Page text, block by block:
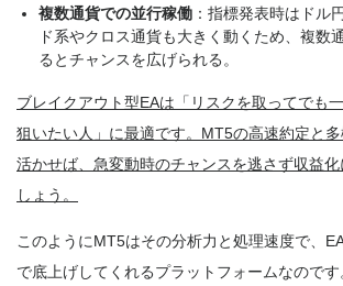
複数通貨での並行稼働 ：指標発表時はドル
ド系やクロス通貨も大きく動くため、複数
るとチャンスを広げられる。
ブレイクアウト型EAは「リスクを取ってでも
狙いたい人」に最適です。MT5の高速約定と
活かせば、急変動時のチャンスを逃さず収益
しょう。
このようにMT5はその分析力と処理速度で、
で底上げしてくれるプラットフォームなのです